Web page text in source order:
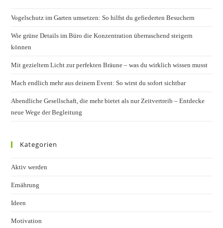
Vogelschutz im Garten umsetzen: So hilfst du gefiederten Besuchern
Wie grüne Details im Büro die Konzentration überraschend steigern
können
Mit gezieltem Licht zur perfekten Bräune – was du wirklich wissen musst
Mach endlich mehr aus deinem Event: So wirst du sofort sichtbar
Abendliche Gesellschaft, die mehr bietet als nur Zeitvertreib – Entdecke
neue Wege der Begleitung
Kategorien
Aktiv werden
Ernährung
Ideen
Motivation